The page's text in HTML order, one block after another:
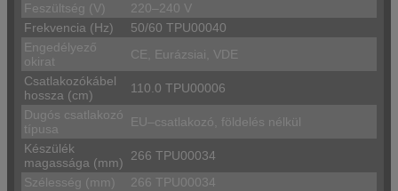
Feszültség (V)
220–240 V
Frekvencia (Hz)
50/60 TPU00040
Engedélyező
okirat
CE, Eurázsiai, VDE
Csatlakozókábel
hossza (cm)
110.0 TPU00006
Dugós csatlakozó
típusa
EU–csatlakozó, földelés nélkül
Készülék
magassága (mm)
266 TPU00034
Szélesség (mm)
266 TPU00034